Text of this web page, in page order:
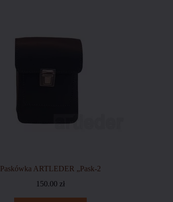
Paskówka ARTLEDER „Pask-2
150.00 zł